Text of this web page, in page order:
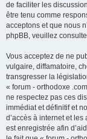
de faciliter les
être tenu comme
acceptons et que nous
phpBB, veuillez
Vous acceptez de ne
vulgaire, diffamatoire,
transgresser la
« forum - orthodoxe
ne respectez pas ces
immédiat et définitif et
d’accès à internet et
est enregistrée afin